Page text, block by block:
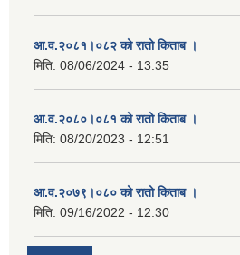
आ.व.२०८१।०८२ को रातो किताब ।
मिति: 08/06/2024 - 13:35
आ.व.२०८०।०८१ को रातो किताब ।
मिति: 08/20/2023 - 12:51
आ.व.२०७९।०८० को रातो किताब ।
मिति: 09/16/2022 - 12:30